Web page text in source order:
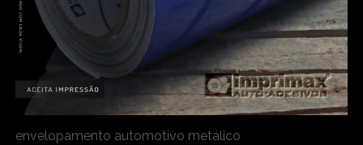
envelopamento automotivo metálico